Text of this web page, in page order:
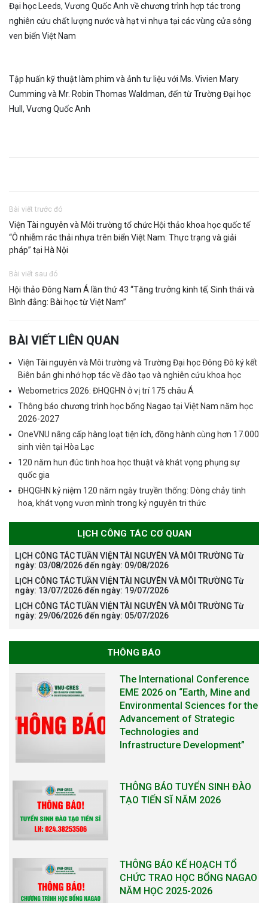
Đại học Leeds, Vương Quốc Anh về chương trình hợp tác trong
nghiên cứu chất lượng nước và hạt vi nhựa tại các vùng cửa sông
ven biển Việt Nam
Tập huấn kỹ thuật làm phim và ảnh tư liệu với Ms. Vivien Mary
Cumming và Mr. Robin Thomas Waldman, đến từ Trường Đại học
Hull, Vương Quốc Anh
Bài viết trước đó
Viện Tài nguyên và Môi trường tổ chức Hội thảo khoa học quốc tế
“Ô nhiễm rác thải nhựa trên biển Việt Nam: Thực trạng và giải
pháp” tại Hà Nội
Bài viết sau đó
Hội thảo Đông Nam Á lần thứ 43 “Tăng trưởng kinh tế, Sinh thái và
Bình đẳng: Bài học từ Việt Nam”
BÀI VIẾT LIÊN QUAN
Viện Tài nguyên và Môi trường và Trường Đại học Đông Đô ký kết
Biên bản ghi nhớ hợp tác về đào tạo và nghiên cứu khoa học
Webometrics 2026: ĐHQGHN ở vị trí 175 châu Á
Thông báo chương trình học bổng Nagao tại Việt Nam năm học
2026-2027
OneVNU nâng cấp hàng loạt tiện ích, đồng hành cùng hơn 17.000
sinh viên tại Hòa Lạc
120 năm hun đúc tinh hoa học thuật và khát vọng phụng sự
quốc gia
ĐHQGHN kỷ niệm 120 năm ngày truyền thống: Dòng chảy tinh
hoa, khát vọng vươn mình trong kỷ nguyên tri thức
LỊCH CÔNG TÁC CƠ QUAN
LỊCH CÔNG TÁC TUẦN VIỆN TÀI NGUYÊN VÀ MÔI TRƯỜNG Từ
ngày: 03/08/2026 đến ngày: 09/08/2026
LỊCH CÔNG TÁC TUẦN VIỆN TÀI NGUYÊN VÀ MÔI TRƯỜNG Từ
ngày: 13/07/2026 đến ngày: 19/07/2026
LỊCH CÔNG TÁC TUẦN VIỆN TÀI NGUYÊN VÀ MÔI TRƯỜNG Từ
ngày: 29/06/2026 đến ngày: 05/07/2026
THÔNG BÁO
The International Conference
EME 2026 on “Earth, Mine and
Environmental Sciences for the
Advancement of Strategic
Infrastructure Development”
THÔNG BÁO TUYỂN SINH ĐÀO
TẠO TIẾN SĨ NĂM 2026
NĂM HỌC 2025-2026
VIỆN (1985-2025) VÀ ĐÓN
NHẬN HUÂN CHƯƠNG LAO
ĐỘNG HẠNG BA